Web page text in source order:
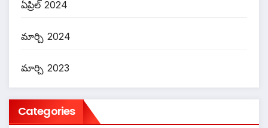
ఏప్రిల్ 2024
మార్చి 2024
మార్చి 2023
Categories